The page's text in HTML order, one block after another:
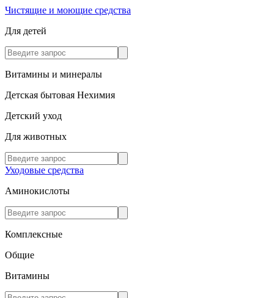
Чистящие и моющие средства
Для детей
Витамины и минералы
Детская бытовая Нехимия
Детский уход
Для животных
Уходовые средства
Аминокислоты
Комплексные
Общие
Витамины